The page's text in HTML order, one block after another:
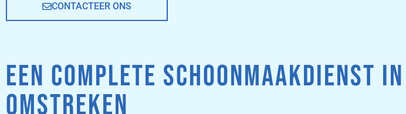
ZETEL REINIGEN DOOR
PRIJZEN
CONTACTEER ONS
EEN COMPLETE SCHOONMAAKDIENST
OMSTREKEN